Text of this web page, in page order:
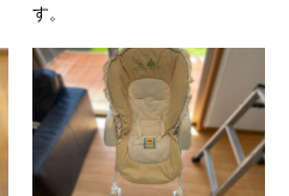
す。